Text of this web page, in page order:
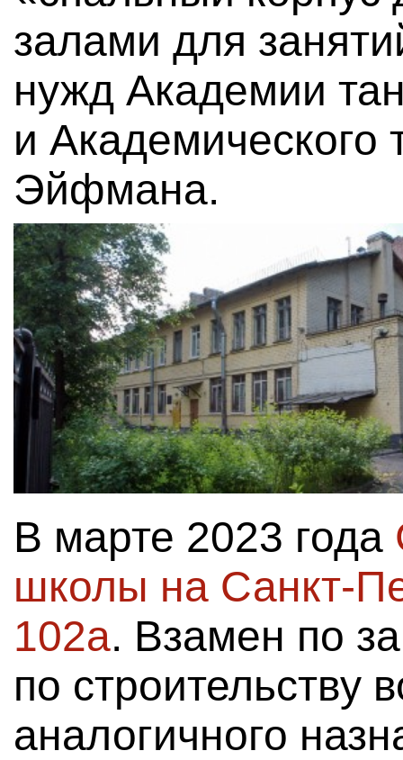
залами для
нужд Академии
и Академического
Эйфмана.
В марте 2023 года
школы на Санкт-
102а. Взамен по
по строительству
аналогичного